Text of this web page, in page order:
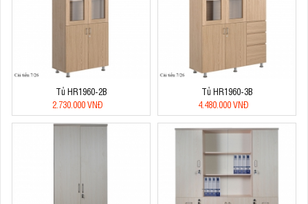
Tủ HR1960-2B
2.730.000 VNĐ
Tủ HR1960-3B
4.480.000 VNĐ